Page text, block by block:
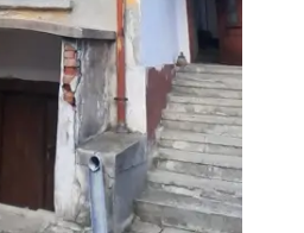
активирате
вас!